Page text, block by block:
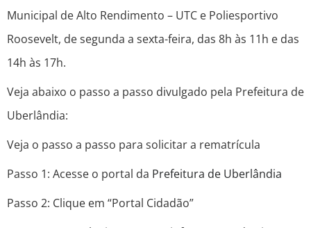
Municipal de Alto Rendimento – UTC e Poliesportivo
Roosevelt, de segunda a sexta-feira, das 8h às 11h e das
14h às 17h.
Veja abaixo o passo a passo divulgado pela Prefeitura de
Uberlândia:
Veja o passo a passo para solicitar a rematrícula
Passo 1: Acesse o portal da Prefeitura de Uberlândia
Passo 2: Clique em “Portal Cidadão”